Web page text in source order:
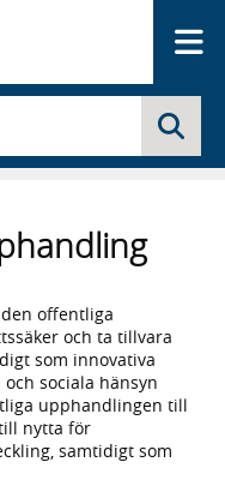
offentliga
och ta tillvara
som innovativa
sociala hänsyn
upphandlingen till
nytta för
samtidigt som